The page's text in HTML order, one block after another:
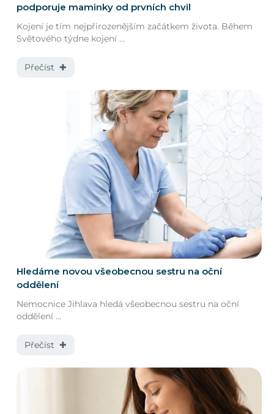
podporuje maminky od prvních chvil
Kojení je tím nejpřirozenějším začátkem života. Během
Světového týdne kojení ...
Přečíst ✚
Hledáme novou všeobecnou sestru na oční
oddělení
Nemocnice Jihlava hledá všeobecnou sestru na oční
oddělení ...
Přečíst ✚